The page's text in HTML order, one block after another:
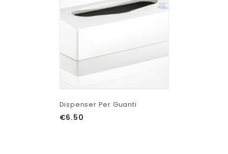
Dispenser Per Guanti
€6.50